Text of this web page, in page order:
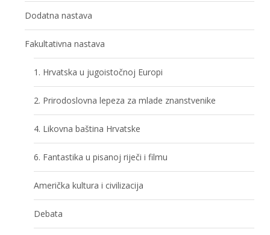
Dodatna nastava
Fakultativna nastava
1. Hrvatska u jugoistočnoj Europi
2. Prirodoslovna lepeza za mlade znanstvenike
4. Likovna baština Hrvatske
6. Fantastika u pisanoj riječi i filmu
Američka kultura i civilizacija
Debata